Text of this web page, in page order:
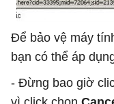
Để bảo vệ máy
bạn có thể áp
- Đừng bao giờ